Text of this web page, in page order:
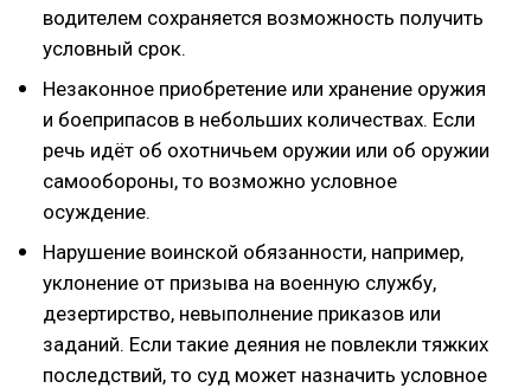
водителем сохраняется возможность получить
условный срок.
Незаконное приобретение или хранение оружия
и боеприпасов в небольших количествах. Если
речь идёт об охотничьем оружии или об оружии
самообороны, то возможно условное
осуждение.
Нарушение воинской обязанности, например,
уклонение от призыва на военную службу,
дезертирство, невыполнение приказов или
заданий. Если такие деяния не повлекли тяжких
последствий, то суд может назначить условное